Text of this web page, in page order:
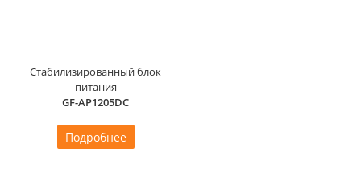
Стабилизированный блок
питания
GF-AP1205DC
Подробнее